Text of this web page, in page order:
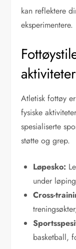
kan reflektere
eksperimentere.
aktiviteter
Atletisk fottøy
fysiske
spesialiserte
støtte og grep.
Løpesko:
under
Cross-
basketball,